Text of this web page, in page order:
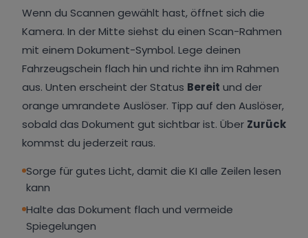
Wenn du Scannen gewählt hast, öffnet sich die
Kamera. In der Mitte siehst du einen Scan-Rahmen
mit einem Dokument-Symbol. Lege deinen
Fahrzeugschein flach hin und richte ihn im Rahmen
aus. Unten erscheint der Status Bereit und der
orange umrandete Auslöser. Tipp auf den Auslöser,
sobald das Dokument gut sichtbar ist. Über Zurück
kommst du jederzeit raus.
Sorge für gutes Licht, damit die KI alle Zeilen lesen
kann
Halte das Dokument flach und vermeide
Spiegelungen